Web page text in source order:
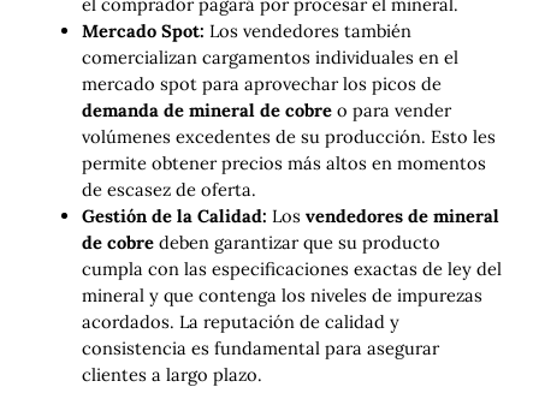
Mercado Spot: Los vendedores también
comercializan cargamentos individuales en el
mercado spot para aprovechar los picos de
demanda de mineral de cobre o para vender
volúmenes excedentes de su producción. Esto les
permite obtener precios más altos en momentos
de escasez de oferta.
Gestión de la Calidad: Los vendedores de mineral
de cobre deben garantizar que su producto
cumpla con las especificaciones exactas de ley del
mineral y que contenga los niveles de impurezas
acordados. La reputación de calidad y
consistencia es fundamental para asegurar
clientes a largo plazo.